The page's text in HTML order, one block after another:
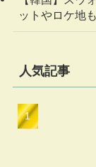
ットやロケ地
人気記事